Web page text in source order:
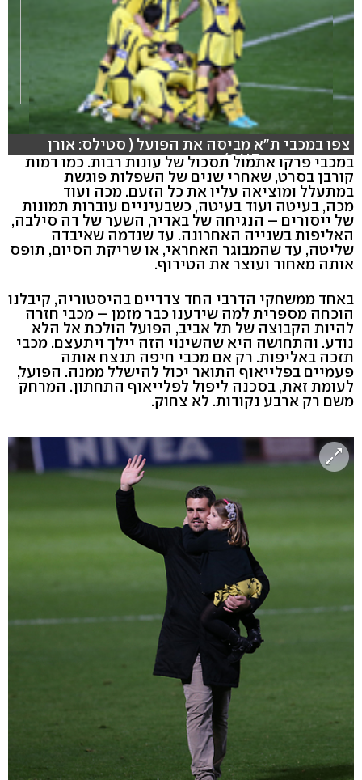
צפו במכבי ת"א מביסה את הפועל ( סטילס: אורן
אהרוני, וידאו: ONE)
במכבי פרקו אתמול תסכול של עונות רבות. כמו דמות
קורבן בסרט, שאחרי שנים של השפלות פוגשת
במתעלל ומוציאה עליו את כל הזעם. מכה ועוד
מכה, בעיטה ועוד בעיטה, כשבעיניים עוברות תמונות
של ייסורים – הנגיחה של באדיר, השער של דה סילבה,
האליפות בשנייה האחרונה. עד שנדמה שאיבדה
שליטה, עד שהמבוגר האחראי, או שריקת הסיום, תופס
אותה מאחור ועוצר את הטירוף.
באחד ממשחקי הדרבי החד צדדיים בהיסטוריה, קיבלנו
הוכחה מספרית למה שידענו כבר מזמן – מכבי חזרה
להיות הקבוצה של תל אביב, הפועל הולכת אל הלא
נודע. והתחושה היא שהשינוי הזה יילך ויתעצם. מכבי
תזכה באליפות. רק אם מכבי חיפה תנצח אותה
פעמיים בפלייאוף התואר יכול להישלל ממנה. הפועל,
לעומת זאת, בסכנה ליפול לפלייאוף התחתון. המרחק
משם רק ארבע נקודות. לא צחוק.